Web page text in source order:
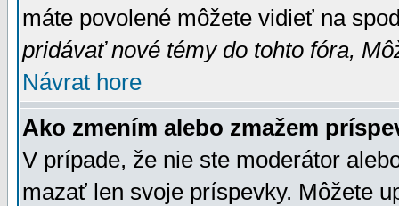
máte povolené môžete vidieť na
pridávať nové témy do tohto fóra,
Návrat hore
Ako zmením alebo zmažem
V prípade, že nie ste moderátor
mazať len svoje príspevky. Môžete